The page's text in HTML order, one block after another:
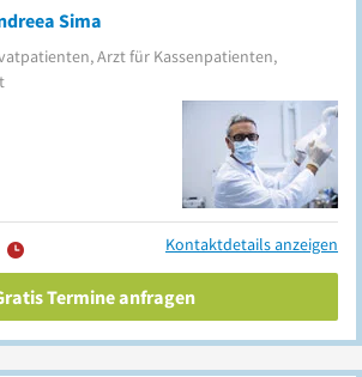
Sima
Arzt für Kassenpatienten,
Kontaktdetails anzeigen
Termine anfragen